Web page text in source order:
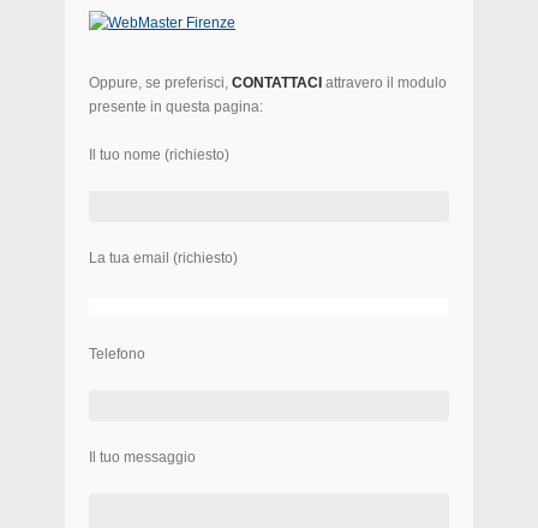
Oppure, se preferisci, CONTATTACI attravero il modulo
presente in questa pagina:
Il tuo nome (richiesto)
La tua email (richiesto)
Telefono
Il tuo messaggio